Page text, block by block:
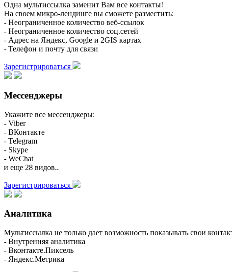
Одна мультиссылка заменит Вам все контакты!
На своем микро-лендинге вы сможете разместить:
- Неограниченное количество веб-ссылок
- Неограниченное количество соц.сетей
- Адрес на Яндекс, Google и 2GIS картах
- Телефон и почту для связи
Зарегистрироваться
Мессенджеры
Укажите все мессенджеры:
- Viber
- ВКонтакте
- Telegram
- Skype
- WeChat
и еще 28 видов..
Зарегистрироваться
Аналитика
Мультиссылка не только дает возможность показывать свои
- Внутренняя аналитика
- Вконтакте.Пиксель
- Яндекс.Метрика